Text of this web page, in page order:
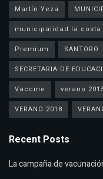
Martín Yeza
municipalidad la costa
Premium
SANTORO
SECRETARIA DE
Vaccine
verano
VERANO 2018
Recent Posts
La campaña de